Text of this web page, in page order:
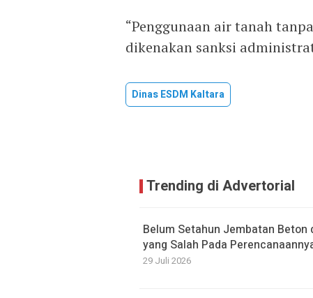
“Penggunaan air tanah
dikenakan sanksi
Dinas ESDM Kaltara
Trending di Advertorial
Belum Setahun Jembatan Beton
yang Salah Pada
29 Juli 2026